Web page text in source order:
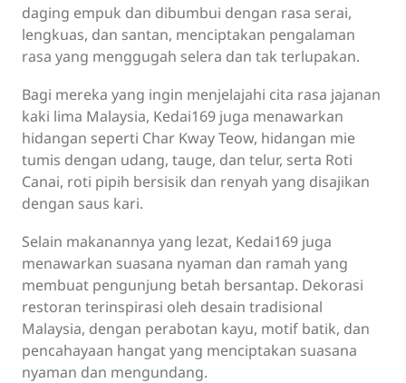
daging empuk dan dibumbui dengan rasa serai,
lengkuas, dan santan, menciptakan pengalaman
rasa yang menggugah selera dan tak terlupakan.
Bagi mereka yang ingin menjelajahi cita rasa jajanan
kaki lima Malaysia, Kedai169 juga menawarkan
hidangan seperti Char Kway Teow, hidangan mie
tumis dengan udang, tauge, dan telur, serta Roti
Canai, roti pipih bersisik dan renyah yang disajikan
dengan saus kari.
Selain makanannya yang lezat, Kedai169 juga
menawarkan suasana nyaman dan ramah yang
membuat pengunjung betah bersantap. Dekorasi
restoran terinspirasi oleh desain tradisional
Malaysia, dengan perabotan kayu, motif batik, dan
pencahayaan hangat yang menciptakan suasana
nyaman dan mengundang.